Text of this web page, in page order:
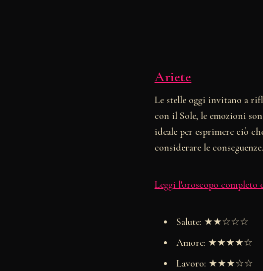
Ariete
Le stelle oggi invitano a
con il Sole, le emozioni
ideale per esprimere ciò
considerare le conseguenze.
Leggi l'oroscopo completo
Salute: ★★☆☆☆
Amore: ★★★★☆
Lavoro: ★★★☆☆